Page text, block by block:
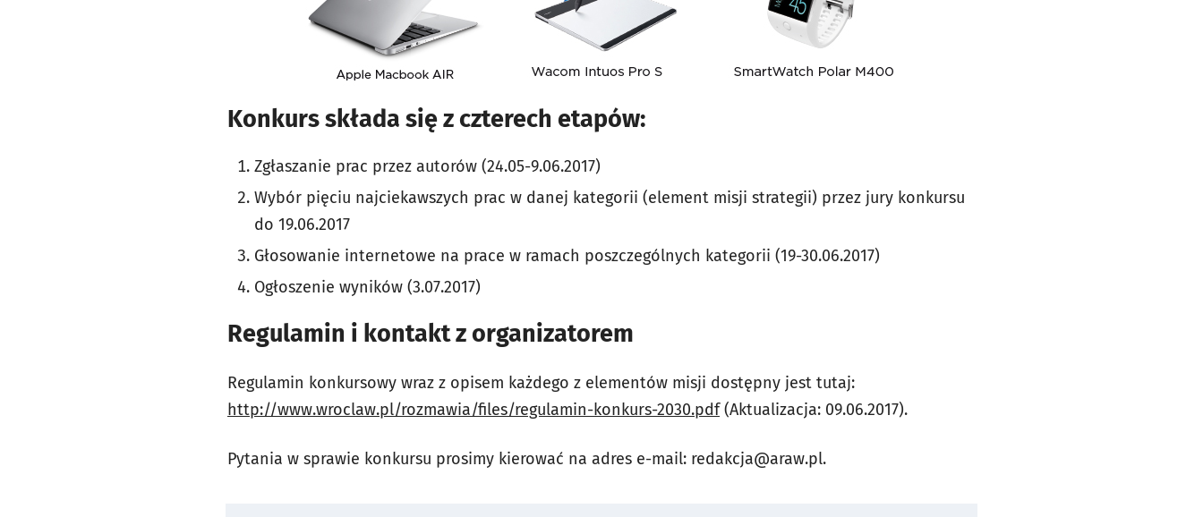
Konkurs składa się z czterech etapów:
Zgłaszanie prac przez autorów (24.05-9.06.2017)
Wybór pięciu najciekawszych prac w danej kategorii (element misji strategii) przez jury konkursu
do 19.06.2017
Głosowanie internetowe na prace w ramach poszczególnych kategorii (19-30.06.2017)
Ogłoszenie wyników (3.07.2017)
Regulamin i kontakt z organizatorem
Regulamin konkursowy wraz z opisem każdego z elementów misji dostępny jest tutaj:
http://www.wroclaw.pl/rozmawia/files/regulamin-konkurs-2030.pdf(Aktualizacja: 09.06.2017).
Pytania w sprawie konkursu prosimy kierować na adres e-mail: redakcja@araw.pl.